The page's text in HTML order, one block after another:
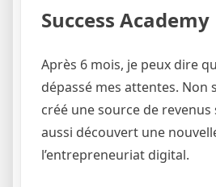
Success Academy
Après 6 mois, je peux dire
dépassé mes attentes. Non
créé une source de revenus
aussi découvert une
l’entrepreneuriat digital.